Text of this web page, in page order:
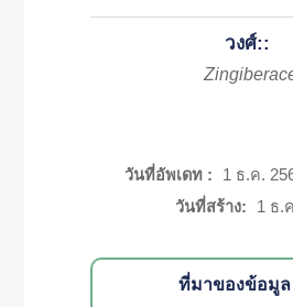
วงศ์::
วันที่อัพเดท :
1 ธ.ค.
วันที่สร้าง:
1 ธ.
ที่มาของข้อมูล